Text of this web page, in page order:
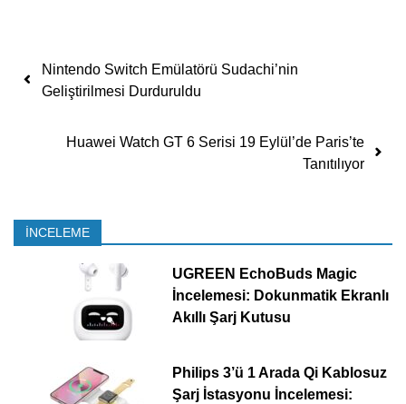
Yazı dolaşımı
Nintendo Switch Emülatörü Sudachi’nin
Geliştirilmesi Durduruldu
Huawei Watch GT 6 Serisi 19 Eylül’de Paris’te
Tanıtılıyor
İNCELEME
UGREEN EchoBuds Magic
İncelemesi: Dokunmatik Ekranlı
Akıllı Şarj Kutusu
Philips 3’ü 1 Arada Qi Kablosuz
Şarj İstasyonu İncelemesi: